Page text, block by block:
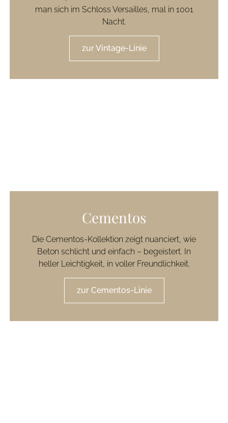
man sich im Schloss Versailles, mal in 1001
Nacht.
zur Vintage-Linie
Cementos
Die Cementos-Kollektion zeigt nuanciert, wie
Beton schlicht und einfach – begeistert. In
heller Leichtigkeit, in voller Freundlichkeit.
zur Cementos-Linie